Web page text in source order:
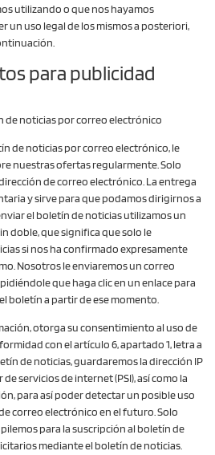
utilizando o que nos hayamos
un uso legal de los mismos a posteriori,
para publicidad
de noticias por correo electrónico
de noticias por correo electrónico, le
nuestras ofertas regularmente. Solo
de correo electrónico. La entrega
y sirve para que podamos dirigirnos a
el boletín de noticias utilizamos un
doble, que significa que solo le
si nos ha confirmado expresamente
Nosotros le enviaremos un correo
que haga clic en un enlace para
boletín a partir de ese momento.
otorga su consentimiento al uso de
con el artículo 6, apartado 1, letra a
de noticias, guardaremos la dirección IP
servicios de internet (PSI), así como la
para así poder detectar un posible uso
correo electrónico en el futuro. Solo
para la suscripción al boletín de
mediante el boletín de noticias.